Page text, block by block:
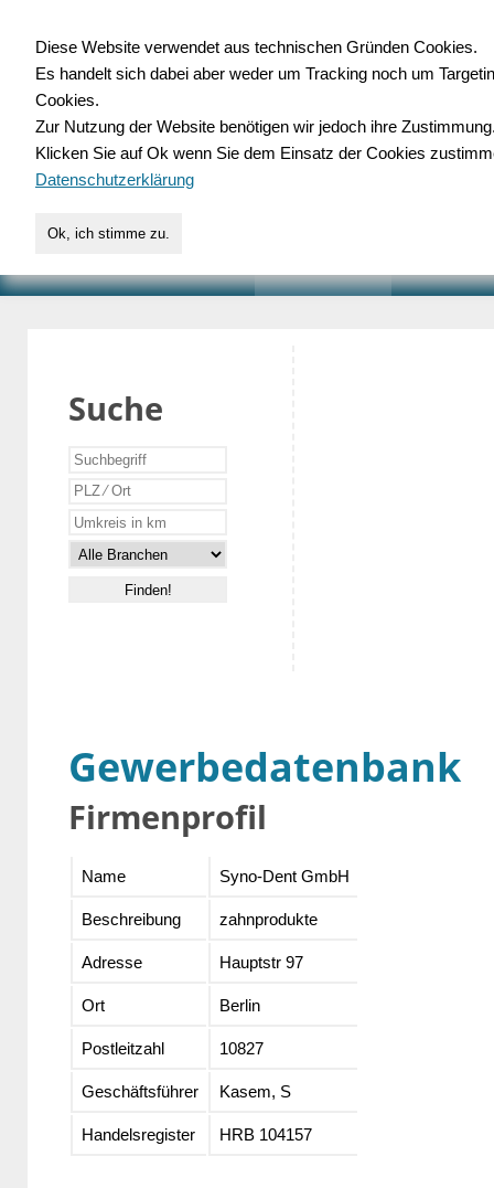
für Handwerk,
Suche
Gewerbedatenbank
Firmenprofil
Name Syno-Dent GmbH
Beschreibung zahnprodukte
Adresse Hauptstr 97
Ort Berlin
Postleitzahl 10827
Geschäftsführer Kasem, S
Handelsregister HRB 104157
Diese Website verwendet aus technischen Gründen Cookies.
Es handelt sich dabei aber weder um Tracking noch um
Cookies.
Zur Nutzung der Website benötigen wir jedoch ihre
Klicken Sie auf Ok wenn Sie dem Einsatz der Cookies
Datenschutzerklärung
Ok, ich stimme zu.